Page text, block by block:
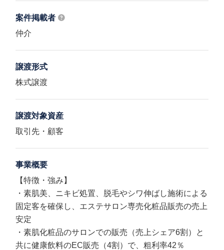
案件掲載者
仲介
譲渡形式
株式譲渡
譲渡対象資産
取引先・顧客
事業概要
【特徴・強み】
・素肌美、ニキビ処置、脱毛やシワ伸ばし施術による
固定客を確保し、エステサロン専売化粧品販売の売上
安定
・素肌化粧品のサロンでの販売（売上シェア6割）と
共に健康飲料のEC販売（4割）で、粗利率42％